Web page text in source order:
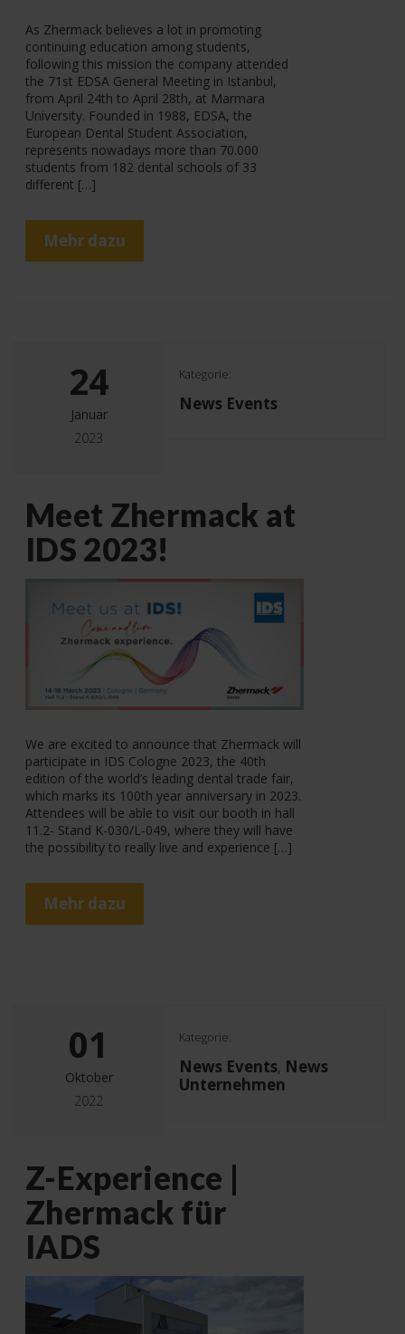
As Zhermack believes a lot in promoting
continuing education among students,
following this mission the company attended
the 71st EDSA General Meeting in Istanbul,
from April 24th to April 28th, at Marmara
University. Founded in 1988, EDSA, the
European Dental Student Association,
represents nowadays more than 70.000
students from 182 dental schools of 33
different […]
Mehr dazu
24
Januar
2023
Kategorie:
News Events
Meet Zhermack at
IDS 2023!
We are excited to announce that Zhermack will
participate in IDS Cologne 2023, the 40th
edition of the world’s leading dental trade fair,
which marks its 100th year anniversary in 2023.
Attendees will be able to visit our booth in hall
11.2- Stand K-030/L-049, where they will have
the possibility to really live and experience […]
Mehr dazu
01
Oktober
2022
Kategorie:
News Events, News
Unternehmen
Z-Experience |
Zhermack für
IADS